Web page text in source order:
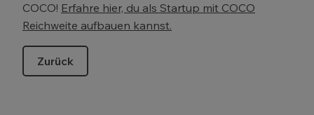
Zurück
COCO! Erfahre hier, du als Startup mit COCO
Reichweite aufbauen kannst.